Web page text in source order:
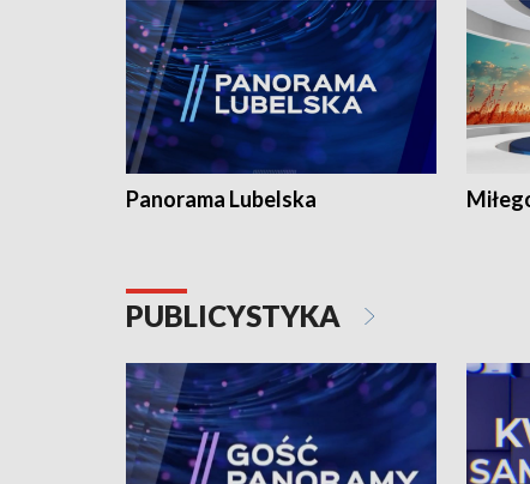
Panorama Lubelska
PUBLICYSTYKA